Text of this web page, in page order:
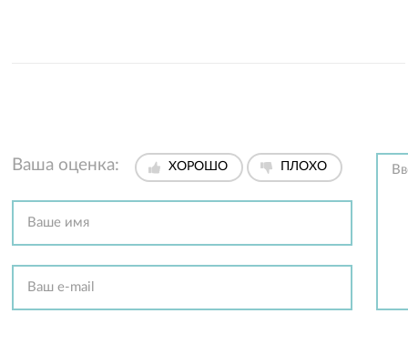
Ваша оценка: ХОРОШО ПЛОХО